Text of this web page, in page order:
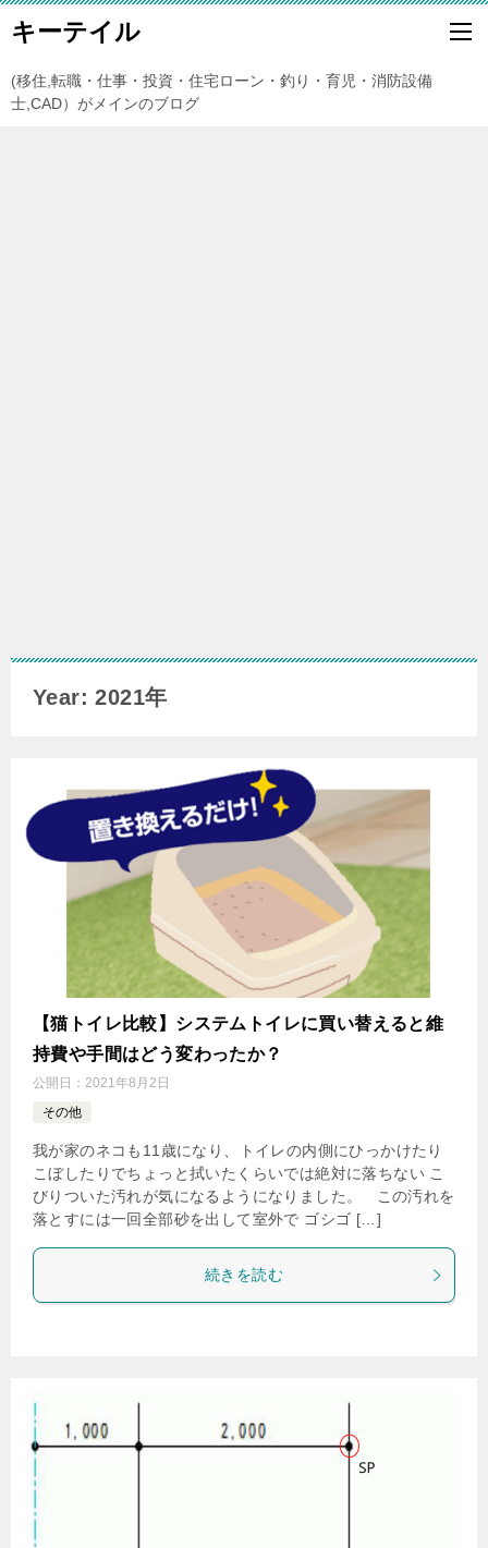
キーテイル
(移住,転職・仕事・投資・住宅ローン・釣り・育児・消防設備
士,CAD）がメインのブログ
Year: 2021年
【猫トイレ比較】システムトイレに買い替えると維
持費や手間はどう変わったか？
公開日： 2021年8月2日
その他
我が家のネコも11歳になり、トイレの内側にひっかけたり
こぼしたりでちょっと拭いたくらいでは絶対に落ちない こ
びりついた汚れが気になるようになりました。 この汚れを
落とすには一回全部砂を出して室外で ゴシゴ […]
続きを読む